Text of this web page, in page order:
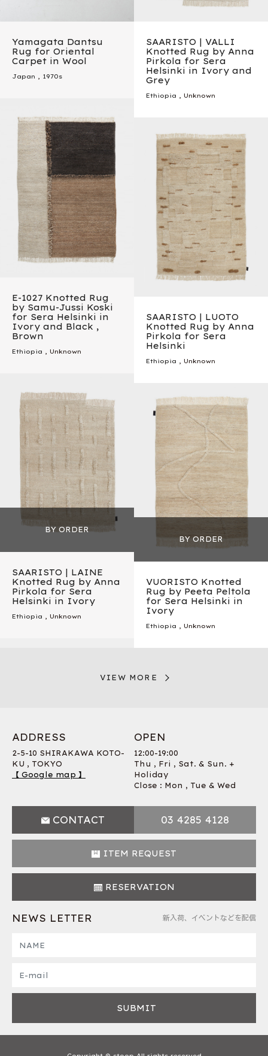
Yamagata Dantsu
Rug for Oriental
Carpet in Wool
Japan , 1970s
SAARISTO | VALLI
Knotted Rug by Anna
Pirkola for Sera
Helsinki in Ivory and
Grey
Ethiopia , Unknown
E-1027 Knotted Rug
by Samu-Jussi Koski
for Sera Helsinki in
Ivory and Black ,
Brown
Ethiopia , Unknown
SAARISTO | LUOTO
Knotted Rug by Anna
Pirkola for Sera
Helsinki
Ethiopia , Unknown
SAARISTO | LAINE
Knotted Rug by Anna
Pirkola for Sera
Helsinki in Ivory
Ethiopia , Unknown
VUORISTO Knotted
Rug by Peeta Peltola
for Sera Helsinki in
Ivory
Ethiopia , Unknown
VIEW MORE
ADDRESS
2-5-10 SHIRAKAWA KOTO-
KU , TOKYO
【 Google map 】
OPEN
12:00-19:00
Thu , Fri , Sat. & Sun. +
Holiday
Close : Mon , Tue & Wed
CONTACT 03 4285 4128
ITEM REQUEST
RESERVATION
NEWS LETTER 新入荷、イベントなどを配信